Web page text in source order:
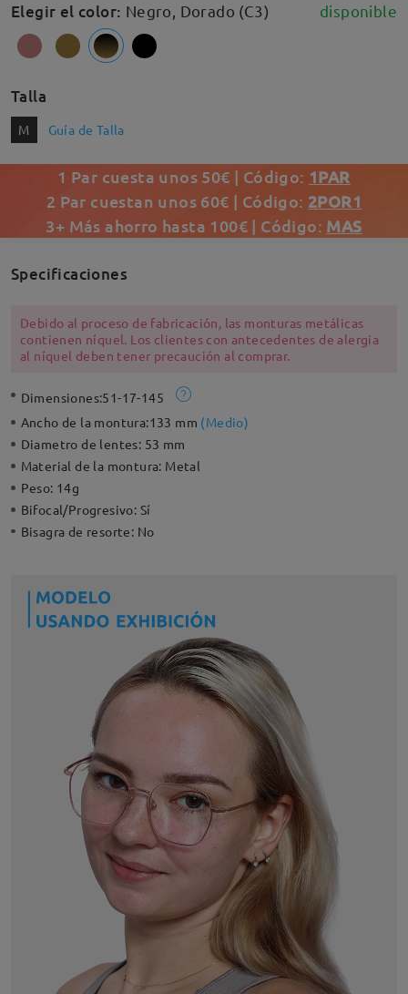
Elegir el color: Negro, Dorado (C3) disponible
Talla
M Guía de Talla
1 Par cuesta unos 50€ | Código: 1PAR
2 Par cuestan unos 60€ | Código: 2POR1
3+ Más ahorro hasta 100€ | Código: MAS
Specificaciones
Debido al proceso de fabricación, las monturas metálicas
contienen níquel. Los clientes con antecedentes de alergia
al níquel deben tener precaución al comprar.
Dimensiones:51-17-145
Ancho de la montura:133 mm (Medio)
Diametro de lentes: 53 mm
Material de la montura: Metal
Peso: 14g
Bifocal/Progresivo: Sí
Bisagra de resorte: No